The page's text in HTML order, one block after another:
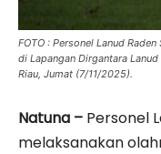
FOTO : Personel Lanud
di Lapangan Dirgantara
Riau, Jumat (7/11/2025).
Natuna – Personel
melaksanakan